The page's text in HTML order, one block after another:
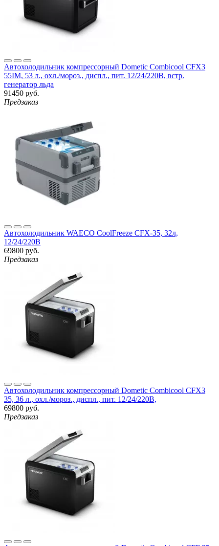
Автохолодильник компрессорный Dometic Combicool CFX3
55IM, 53 л., охл./мороз., диспл., пит. 12/24/220B, встр.
генератор льда
91450 руб.
Предзаказ
Автохолодильник WAECO CoolFreeze CFX-35, 32л,
12/24/220В
69800 руб.
Предзаказ
Автохолодильник компрессорный Dometic Combicool CFX3
35, 36 л., охл./мороз., диспл., пит. 12/24/220B,
69800 руб.
Предзаказ